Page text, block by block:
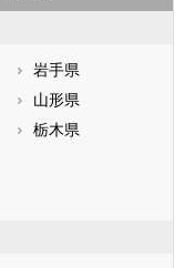
岩手県
山形県
栃木県